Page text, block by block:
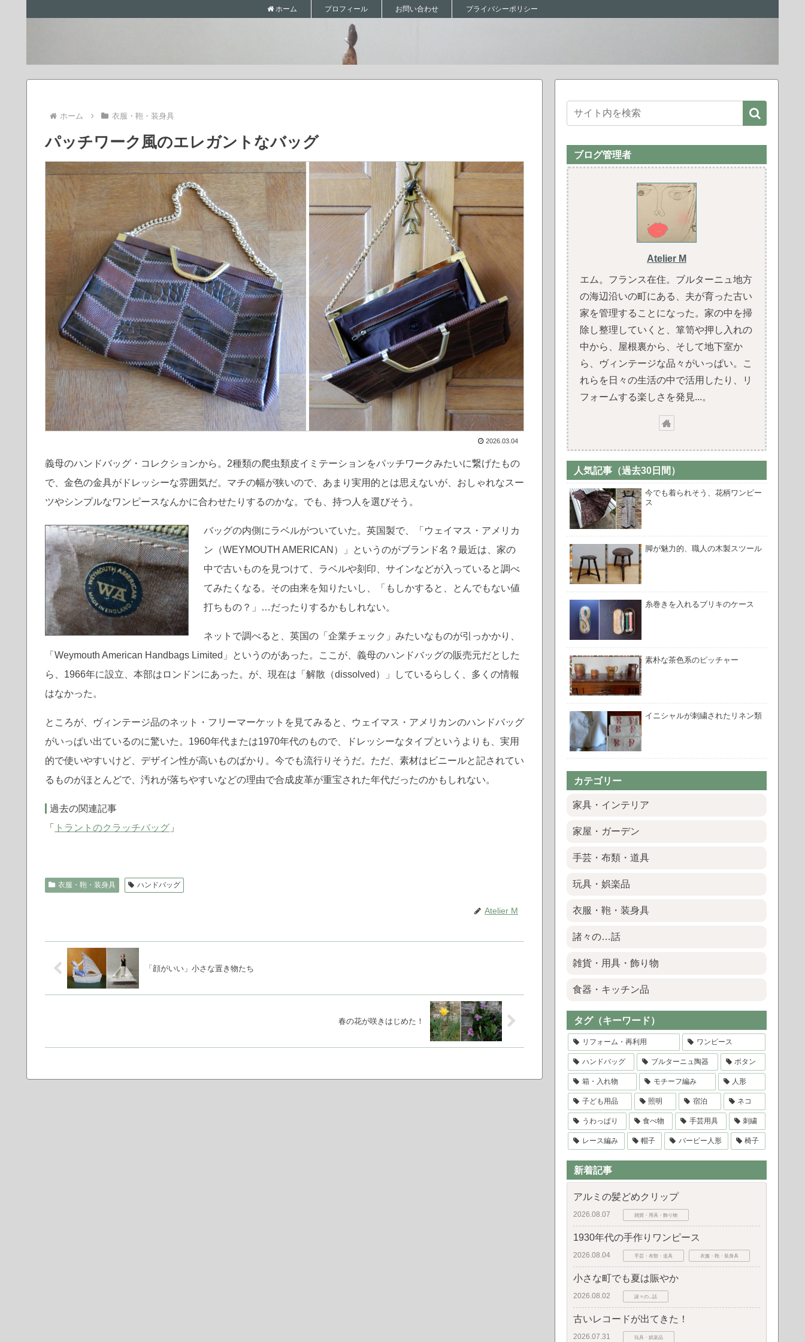
ホーム プロフィール お問い合わせ プライバシーポリシー
ホーム 衣服・鞄・装身具
パッチワーク風のエレガントなバッグ
2026.03.04
義母のハンドバッグ・コレクションから。2種類の爬虫類皮イミテーションをパッチワークみたいに繋げたもの
で、金色の金具がドレッシーな雰囲気だ。マチの幅が狭いので、あまり実用的とは思えないが、おしゃれなスー
ツやシンプルなワンピースなんかに合わせたりするのかな。でも、持つ人を選びそう。
バッグの内側にラベルがついていた。英国製で、「ウェイマス・アメリカ
ン（WEYMOUTH AMERICAN）」というのがブランド名？最近は、家の
中で古いものを見つけて、ラベルや刻印、サインなどが入っていると調べ
てみたくなる。その由来を知りたいし、「もしかすると、とんでもない値
打ちもの？」…だったりするかもしれない。
ネットで調べると、英国の「企業チェック」みたいなものが引っかかり、
「Weymouth American Handbags Limited」というのがあった。ここが、義母のハンドバッグの販売元だとした
ら、1966年に設立、本部はロンドンにあった。が、現在は「解散（dissolved）」しているらしく、多くの情報
はなかった。
ところが、ヴィンテージ品のネット・フリーマーケットを見てみると、ウェイマス・アメリカンのハンドバッグ
がいっぱい出ているのに驚いた。1960年代または1970年代のもので、ドレッシーなタイプというよりも、実用
的で使いやすいけど、デザイン性が高いものばかり。今でも流行りそうだ。ただ、素材はビニールと記されてい
るものがほとんどで、汚れが落ちやすいなどの理由で合成皮革が重宝された年代だったのかもしれない。
過去の関連記事
「
トラントのクラッチバッグ 」
衣服・鞄・装身具 ハンドバッグ
Atelier M
「顔がいい」小さな置き物たち
春の花が咲きはじめた！
ブログ管理者
Atelier M
エム。フランス在住。ブルターニュ地方
の海辺沿いの町にある、夫が育った古い
家を管理することになった。家の中を掃
除し整理していくと、箪笥や押し入れの
中から、屋根裏から、そして地下室か
ら、ヴィンテージな品々がいっぱい。こ
れらを日々の生活の中で活用したり、リ
フォームする楽しさを発見...。
人気記事（過去30日間）
今でも着られそう、花柄ワンピー
ス
脚が魅力的、職人の木製スツール
糸巻きを入れるブリキのケース
素朴な茶色系のピッチャー
イニシャルが刺繍されたリネン類
カテゴリー
家具・インテリア
家屋・ガーデン
手芸・布類・道具
玩具・娯楽品
衣服・鞄・装身具
諸々の…話
雑貨・用具・飾り物
食器・キッチン品
タグ（キーワード）
リフォーム・再利用 ワンピース
ハンドバッグ ブルターニュ陶器 ボタン
箱・入れ物 モチーフ編み 人形
子ども用品 照明 宿泊 ネコ
うわっぱり 食べ物 手芸用具 刺繍
レース編み 帽子 バービー人形 椅子
新着記事
アルミの髪どめクリップ
2026.08.07 雑貨・用具・飾り物
1930年代の手作りワンピース
2026.08.04 手芸・布類・道具 衣服・鞄・装身具
小さな町でも夏は賑やか
2026.08.02 諸々の...話
古いレコードが出てきた！
2026.07.31 玩具・娯楽品